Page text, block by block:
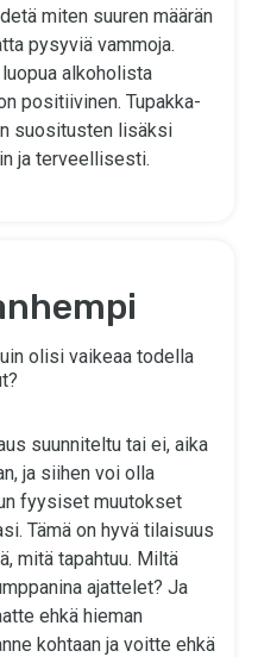
miten suuren määrän
pysyviä vammoja.
alkoholista
positiivinen. Tupakka-
suositusten lisäksi
ja terveellisesti.
olisi vaikeaa todella
suunniteltu tai ei, aika
ja siihen voi olla
fyysiset muutokset
Tämä on hyvä tilaisuus
mitä tapahtuu. Miltä
ajattelet? Ja
ehkä hieman
kohtaan ja voitte ehkä